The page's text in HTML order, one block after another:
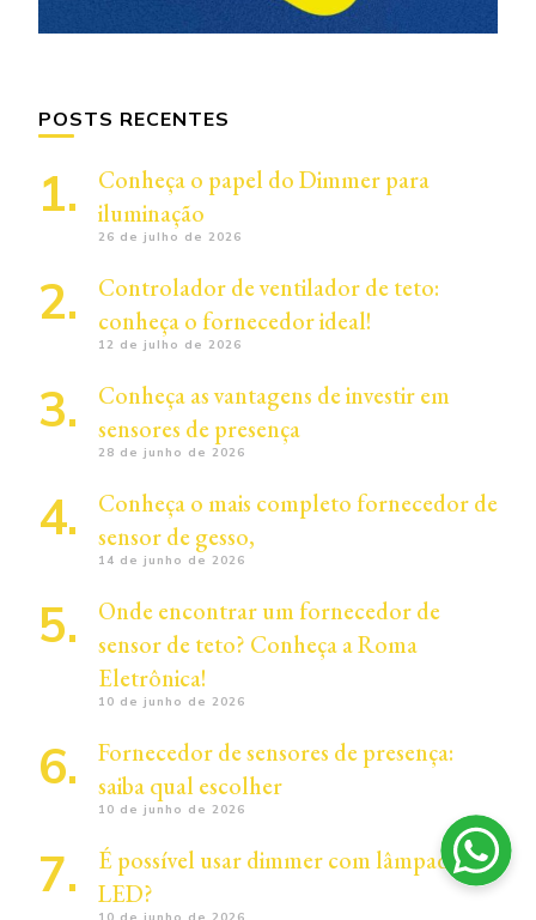
POSTS RECENTES
Conheça o papel do Dimmer para
iluminação
26 de julho de 2026
Controlador de ventilador de teto:
conheça o fornecedor ideal!
12 de julho de 2026
Conheça as vantagens de investir em
sensores de presença
28 de junho de 2026
Conheça o mais completo fornecedor de
sensor de gesso,
14 de junho de 2026
Onde encontrar um fornecedor de
sensor de teto? Conheça a Roma
Eletrônica!
10 de junho de 2026
Fornecedor de sensores de presença:
saiba qual escolher
10 de junho de 2026
É possível usar dimmer com lâmpadas de
LED?